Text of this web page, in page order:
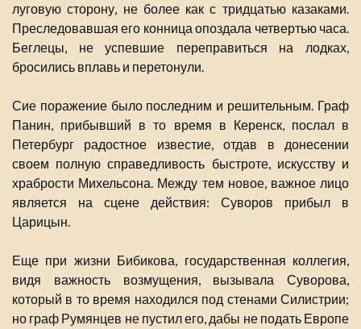
луговую сторону, не более как с тридцатью казаками.
Преследовавшая его конница опоздала четвертью часа.
Беглецы, не успевшие переправиться на лодках,
бросились вплавь и перетонули.
Сие поражение было последним и решительным. Граф
Панин, прибывший в то время в Керенск, послал в
Петербург радостное известие, отдав в донесении
своем полную справедливость быстроте, искусству и
храбрости Михельсона. Между тем новое, важное лицо
является на сцене действия: Суворов прибыл в
Царицын.
Еще при жизни Бибикова, государственная коллегия,
видя важность возмущения, вызывала Суворова,
который в то время находился под стенами Силистрии;
но граф Румянцев не пустил его, дабы не подать Европе